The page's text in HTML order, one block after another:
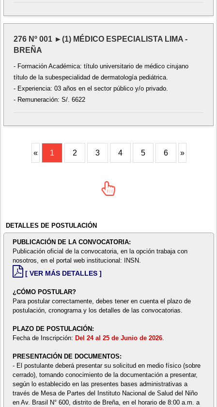
276 Nº 001 ►(1) MÉDICO ESPECIALISTA LIMA -
BREÑA
- Formación Académica: título universitario de médico cirujano
título de la subespecialidad de dermatología pediátrica.
- Experiencia: 03 años en el sector público y/o privado.
- Remuneración: S/. 6622
« 1 2 3 4 5 6 »
DETALLES DE POSTULACIÓN
PUBLICACIÓN DE LA CONVOCATORIA:
Publicación oficial de la convocatoria, en la opción trabaja con
nosotros, en el portal web institucional: INSN.
[ VER MÁS DETALLES ]
¿CÓMO POSTULAR?
Para postular correctamente, debes tener en cuenta el plazo de
postulación, cronograma y los detalles de las convocatorias.
PLAZO DE POSTULACIÓN:
Fecha de Inscripción: Del 24 al 25 de Junio de 2026.
PRESENTACIÓN DE DOCUMENTOS:
- El postulante deberá presentar su solicitud en medio físico (sobre
cerrado), tomando conocimiento de la documentación a presentar,
según lo establecido en las presentes bases administrativas a
través de Mesa de Partes del Instituto Nacional de Salud del Niño
en Av. Brasil N° 600, distrito de Breña, en el horario de 8:00 a.m. a